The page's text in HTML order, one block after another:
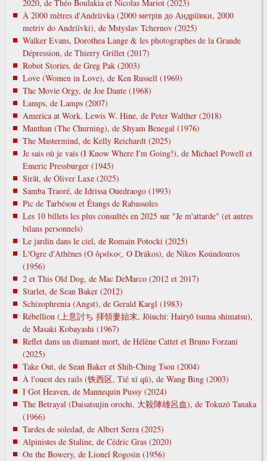
2020, de Théo Boulakia et Nicolas Mariot (2023)
À 2000 mètres d'Andriivka (2000 метрів до Андріївки, 2000
metrіv do Andrіїvki), de Mstyslav Tchernov (2025)
Walker Evans, Dorothea Lange & les photographes de la Grande
Dépression, de Thierry Grillet (2017)
Robot Stories, de Greg Pak (2003)
Love (Women in Love), de Ken Russell (1969)
The Movie Orgy, de Joe Dante (1968)
Lamps, de Lamps (2007)
America at Work. Lewis W. Hine, de Peter Walther (2018)
Manthan (The Churning), de Shyam Benegal (1976)
The Mastermind, de Kelly Reichardt (2025)
Je sais où je vais (I Know Where I'm Going!), de Michael Powell et
Emeric Pressburger (1945)
Sirāt, de Óliver Laxe (2025)
Samba Traoré, de Idrissa Ouedraogo (1993)
Pic de Tarbésou et Étangs de Rabassoles
Les 10 billets les plus consultés en 2025 sur "Je m'attarde" (et autres
bilans personnels)
Le jardin dans le ciel, de Romain Potocki (2025)
L'Ogre d'Athènes (Ο δράκος, O Drákos), de Níkos Koúndouros
(1956)
2 et This Old Dog, de Mac DeMarco (2012 et 2017)
Starlet, de Sean Baker (2012)
Schizophrenia (Angst), de Gerald Kargl (1983)
Rébellion (上意討ち 拝領妻始末, Jōiuchi: Hairyō tsuma shimatsu),
de Masaki Kobayashi (1967)
Reflet dans un diamant mort, de Hélène Cattet et Bruno Forzani
(2025)
Take Out, de Sean Baker et Shih-Ching Tsou (2004)
À l'ouest des rails (铁西区, Tiě xī qū), de Wang Bing (2003)
I Got Heaven, de Mannequin Pussy (2024)
The Betrayal (Daisatsujin orochi, 大殺陣雄呂血), de Tokuzō Tanaka
(1966)
Tardes de soledad, de Albert Serra (2025)
Alpinistes de Staline, de Cédric Gras (2020)
On the Bowery, de Lionel Rogosin (1956)